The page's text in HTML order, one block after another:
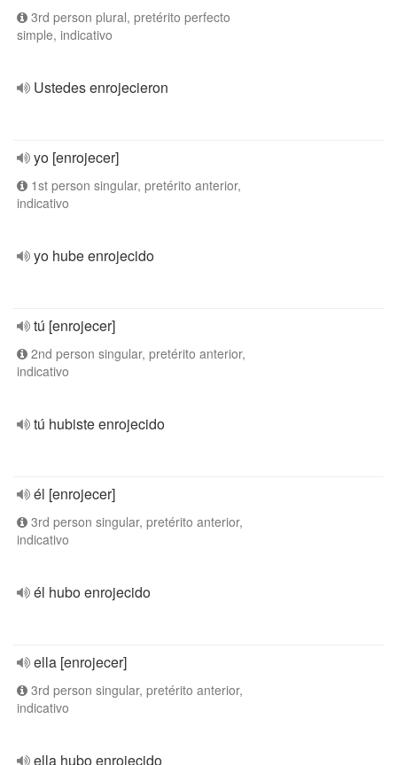
3rd person plural, pretérito perfecto
simple, indicativo
Ustedes enrojecieron
yo [enrojecer]
1st person singular, pretérito anterior,
indicativo
yo hube enrojecido
tú [enrojecer]
2nd person singular, pretérito anterior,
indicativo
tú hubiste enrojecido
él [enrojecer]
3rd person singular, pretérito anterior,
indicativo
él hubo enrojecido
ella [enrojecer]
3rd person singular, pretérito anterior,
indicativo
ella hubo enrojecido